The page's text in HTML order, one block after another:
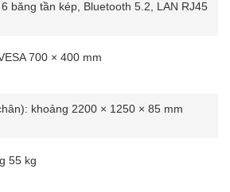
băng tần kép, Bluetooth 5.2, LAN RJ45
700 × 400 mm
khoảng 2200 × 1250 × 85 mm
55 kg